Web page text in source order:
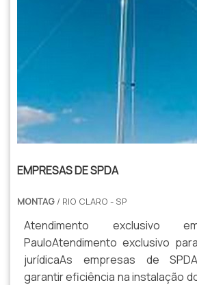
EMPRESAS DE SPDA
MONTAG / RIO CLARO - SP
Atendimento exclusivo
PauloAtendimento exclusivo
jurídicaAs empresas de
garantir eficiência na instalação